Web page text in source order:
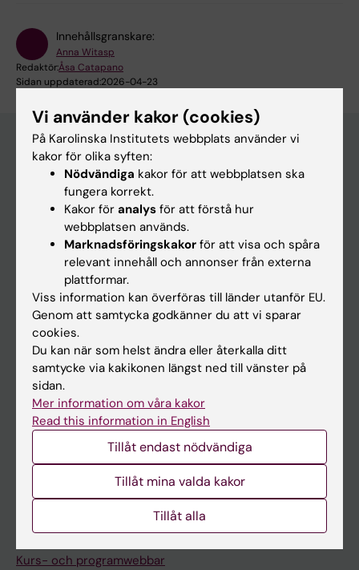
Innehållsgranskare:
Anna Witasp
Redaktör:Åsa Catapano
Sidan uppdaterad:2026-04-23
Huvudmeny
Utbildning
Forskarutbildning
Forskning
På gång
Nyheter
Kalender
Student
Studentmejlen
Kurs- och programwebbar
Vi använder kakor (cookies)
På Karolinska Institutets webbplats använder vi
kakor för olika syften:
Nödvändiga kakor för att webbplatsen ska
fungera korrekt.
Kakor för analys för att förstå hur
webbplatsen används.
Marknadsföringskakor för att visa och spåra
relevant innehåll och annonser från externa
plattformar.
Viss information kan överföras till länder utanför EU.
Genom att samtycka godkänner du att vi sparar
cookies.
Du kan när som helst ändra eller återkalla ditt
samtycke via kakikonen längst ned till vänster på
sidan.
Mer information om våra kakor
Read this information in English
Tillåt endast nödvändiga
Tillåt mina valda kakor
Tillåt alla